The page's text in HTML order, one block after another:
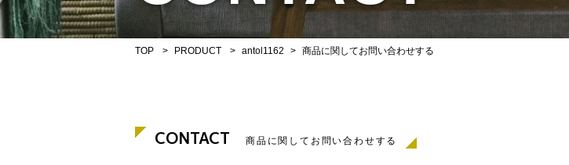
TOP PRODUCT antol1162 商品に関してお問い合わせする
CONTACT 商品に関してお問い合わせする